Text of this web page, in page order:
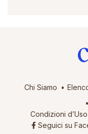
Chi Siamo
Condizioni d’Uso
Seguici su